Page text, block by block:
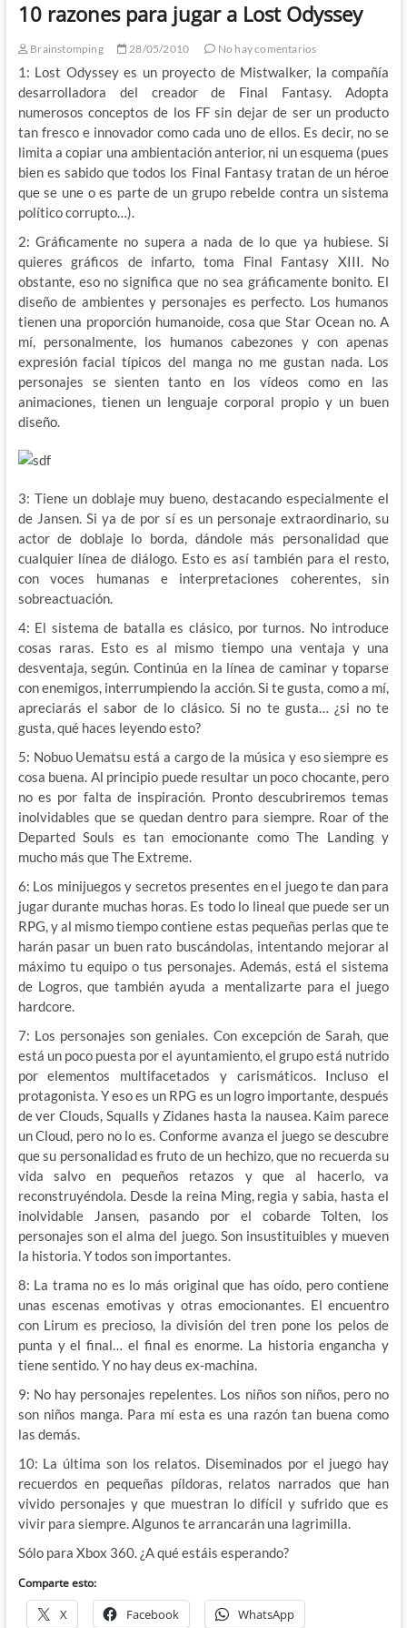
10 razones para jugar a Lost Odyssey
Brainstomping 28/05/2010 No hay comentarios
1: Lost Odyssey es un proyecto de Mistwalker, la compañía
desarrolladora del creador de Final Fantasy. Adopta
numerosos conceptos de los FF sin dejar de ser un producto
tan fresco e innovador como cada uno de ellos. Es decir, no se
limita a copiar una ambientación anterior, ni un esquema (pues
bien es sabido que todos los Final Fantasy tratan de un héroe
que se une o es parte de un grupo rebelde contra un sistema
político corrupto…).
2: Gráficamente no supera a nada de lo que ya hubiese. Si
quieres gráficos de infarto, toma Final Fantasy XIII. No
obstante, eso no significa que no sea gráficamente bonito. El
diseño de ambientes y personajes es perfecto. Los humanos
tienen una proporción humanoide, cosa que Star Ocean no. A
mí, personalmente, los humanos cabezones y con apenas
expresión facial típicos del manga no me gustan nada. Los
personajes se sienten tanto en los vídeos como en las
animaciones, tienen un lenguaje corporal propio y un buen
diseño.
3: Tiene un doblaje muy bueno, destacando especialmente el
de Jansen. Si ya de por sí es un personaje extraordinario, su
actor de doblaje lo borda, dándole más personalidad que
cualquier línea de diálogo. Esto es así también para el resto,
con voces humanas e interpretaciones coherentes, sin
sobreactuación.
4: El sistema de batalla es clásico, por turnos. No introduce
cosas raras. Esto es al mismo tiempo una ventaja y una
desventaja, según. Continúa en la línea de caminar y toparse
con enemigos, interrumpiendo la acción. Si te gusta, como a mí,
apreciarás el sabor de lo clásico. Si no te gusta… ¿si no te
gusta, qué haces leyendo esto?
5: Nobuo Uematsu está a cargo de la música y eso siempre es
cosa buena. Al principio puede resultar un poco chocante, pero
no es por falta de inspiración. Pronto descubriremos temas
inolvidables que se quedan dentro para siempre. Roar of the
Departed Souls es tan emocionante como The Landing y
mucho más que The Extreme.
6: Los minijuegos y secretos presentes en el juego te dan para
jugar durante muchas horas. Es todo lo lineal que puede ser un
RPG, y al mismo tiempo contiene estas pequeñas perlas que te
harán pasar un buen rato buscándolas, intentando mejorar al
máximo tu equipo o tus personajes. Además, está el sistema
de Logros, que también ayuda a mentalizarte para el juego
hardcore.
7: Los personajes son geniales. Con excepción de Sarah, que
está un poco puesta por el ayuntamiento, el grupo está nutrido
por elementos multifacetados y carismáticos. Incluso el
protagonista. Y eso es un RPG es un logro importante, después
de ver Clouds, Squalls y Zidanes hasta la nausea. Kaim parece
un Cloud, pero no lo es. Conforme avanza el juego se descubre
que su personalidad es fruto de un hechizo, que no recuerda su
vida salvo en pequeños retazos y que al hacerlo, va
reconstruyéndola. Desde la reina Ming, regia y sabia, hasta el
inolvidable Jansen, pasando por el cobarde Tolten, los
personajes son el alma del juego. Son insustituibles y mueven
la historia. Y todos son importantes.
8: La trama no es lo más original que has oído, pero contiene
unas escenas emotivas y otras emocionantes. El encuentro
con Lirum es precioso, la división del tren pone los pelos de
punta y el final… el final es enorme. La historia engancha y
tiene sentido. Y no hay deus ex-machina.
9: No hay personajes repelentes. Los niños son niños, pero no
son niños manga. Para mí esta es una razón tan buena como
las demás.
10: La última son los relatos. Diseminados por el juego hay
recuerdos en pequeñas píldoras, relatos narrados que han
vivido personajes y que muestran lo difícil y sufrido que es
vivir para siempre. Algunos te arrancarán una lagrimilla.
Sólo para Xbox 360. ¿A qué estáis esperando?
Comparte esto:
X Facebook WhatsApp